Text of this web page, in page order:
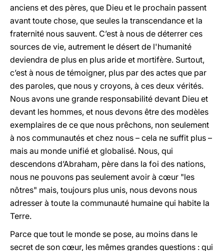
anciens et des pères, que Dieu et le prochain passent
avant toute chose, que seules la transcendance et la
fraternité nous sauvent. C’est à nous de déterrer ces
sources de vie, autrement le désert de l'humanité
deviendra de plus en plus aride et mortifère. Surtout,
c’est à nous de témoigner, plus par des actes que par
des paroles, que nous y croyons, à ces deux vérités.
Nous avons une grande responsabilité devant Dieu et
devant les hommes, et nous devons être des modèles
exemplaires de ce que nous prêchons, non seulement
à nos communautés et chez nous – cela ne suffit plus –
mais au monde unifié et globalisé. Nous, qui
descendons d’Abraham, père dans la foi des nations,
nous ne pouvons pas seulement avoir à cœur "les
nôtres" mais, toujours plus unis, nous devons nous
adresser à toute la communauté humaine qui habite la
Terre.
Parce que tout le monde se pose, au moins dans le
secret de son cœur, les mêmes grandes questions : qui